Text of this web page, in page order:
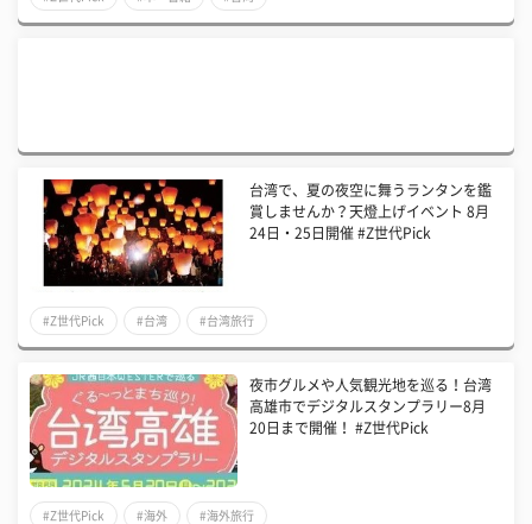
台湾で、夏の夜空に舞うランタンを鑑
賞しませんか？天燈上げイベント 8月
24日・25日開催 #Z世代Pick
#Z世代Pick #台湾 #台湾旅行
夜市グルメや人気観光地を巡る！台湾
高雄市でデジタルスタンプラリー8月
20日まで開催！ #Z世代Pick
#Z世代Pick #海外 #海外旅行